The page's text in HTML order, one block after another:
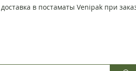
в постаматы Venipak при